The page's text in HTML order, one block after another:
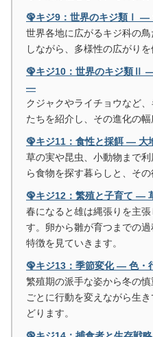
🦚キジ9：世界のキジ類Ⅰ ―
世界各地に広がるキジ科の
しながら、多様性の広がりを
🦚キジ10：世界のキジ類Ⅱ
―
クジャクやライチョウなど
たちを紹介し、その進化の幅
🦚キジ11：食性と採餌 ― 大
草の実や昆虫、小動物まで
ら食物を探す暮らしと、その
🦚キジ12：繁殖と子育て ―
春になると雄は縄張りを主
す。卵から雛が育つまでの
特徴を見ていきます。
🦚キジ13：季節変化 ― 色・
繁殖期の派手な姿から冬の
ごとに行動を変えながら生
どります。